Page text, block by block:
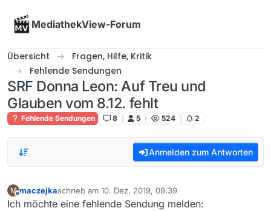
MediathekView-Forum
Übersicht
Fragen, Hilfe, Kritik
Fehlende Sendungen
SRF Donna Leon: Auf Treu und
Glauben vom 8.12. fehlt
Fehlende Sendungen 8 5 524 2
Anmelden zum Antworten
M
Offline
maczejkaschrieb am 10. Dez. 2019, 09:39
zuletzt editiert von
Ich möchte eine fehlende Sendung melden: